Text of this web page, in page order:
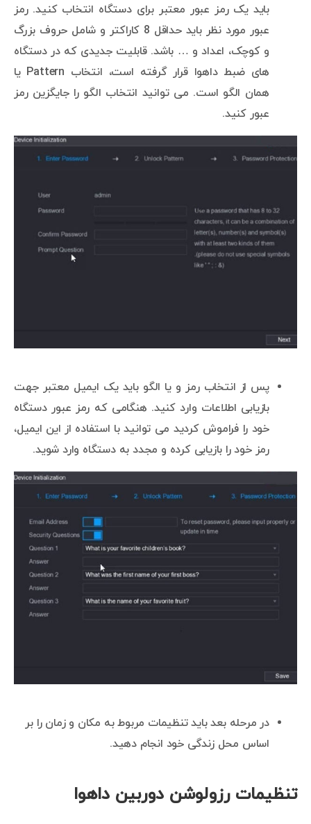
باید یک رمز عبور معتبر برای دستگاه انتخاب کنید. رمز
عبور مورد نظر باید حداقل 8 کاراکتر و شامل حروف بزرگ
و کوچک، اعداد و … باشد. قابلیت جدیدی که در دستگاه
های ضبط داهوا قرار گرفته است، انتخاب Pattern یا
همان الگو است. می توانید انتخاب الگو را جایگزین رمز
عبور کنید.
پس از انتخاب رمز و یا الگو باید یک ایمیل معتبر جهت
بازیابی اطلاعات وارد کنید. هنگامی که رمز عبور دستگاه
خود را فراموش کردید می توانید با استفاده از این ایمیل،
رمز خود را بازیابی کرده و مجدد به دستگاه وارد شوید.
در مرحله بعد باید تنظیمات مربوط به مکان و زمان را بر
اساس محل زندگی خود انجام دهید.
تنظیمات رزولوشن دوربین داهوا